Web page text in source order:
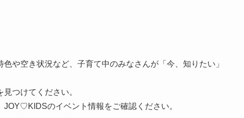
や空き状況など、子育て中のみなさんが「今、知りたい」
つけてください。
のイベント情報をご確認ください。